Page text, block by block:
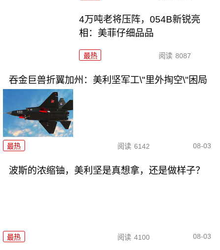
4万吨老将压阵，054B新锐亮
相：美菲仔细品品
最热 阅读 8087
吞金巨兽折翼加州：美利坚军工\"里外掏空\"困局
最热 阅读 6142 08-03
波斯的浓缩铀，美利坚是真想拿，还是做样子？
最热 阅读 4100 08-03